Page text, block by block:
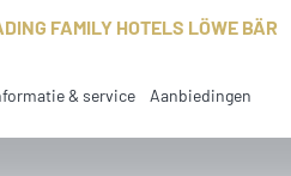
FAMILY HOTELS LÖWE BÄR
& service Aanbiedingen